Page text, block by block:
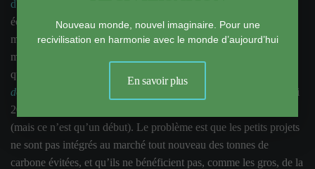
d'économies
économies soient comptabilisés, et valorisés. On met en place un
marché des tonnes de carbone évité, mais comment y intégrer la
multitude de petites décisions qui, pourtant, font de gros chiffres
quand on les cumule ? On a appelé ces petits projets des
domestiques
, et il y a 15 millions de tonnes de CO² à gagner d’ici
2012, sur un total de 563, soit 2,5%, ce qui reste bien modeste
(mais ce n’est qu’un début). Le problème est que les petits projets
ne sont pas intégrés au marché tout nouveau des tonnes de
carbone évitées, et qu’ils ne bénéficient pas, comme les gros, de la
Nouveau monde, nouvel imaginaire. Pour une
recivilisation en harmonie avec le monde d’aujourd’hui
En savoir plus